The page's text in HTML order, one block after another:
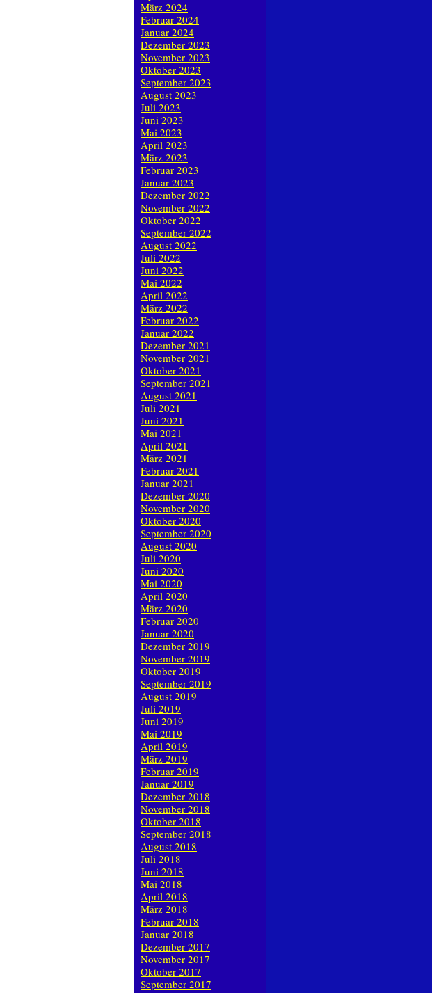
März 2024
Februar 2024
Januar 2024
Dezember 2023
November 2023
Oktober 2023
September 2023
August 2023
Juli 2023
Juni 2023
Mai 2023
April 2023
März 2023
Februar 2023
Januar 2023
Dezember 2022
November 2022
Oktober 2022
September 2022
August 2022
Juli 2022
Juni 2022
Mai 2022
April 2022
März 2022
Februar 2022
Januar 2022
Dezember 2021
November 2021
Oktober 2021
September 2021
August 2021
Juli 2021
Juni 2021
Mai 2021
April 2021
März 2021
Februar 2021
Januar 2021
Dezember 2020
November 2020
Oktober 2020
September 2020
August 2020
Juli 2020
Juni 2020
Mai 2020
April 2020
März 2020
Februar 2020
Januar 2020
Dezember 2019
November 2019
Oktober 2019
September 2019
August 2019
Juli 2019
Juni 2019
Mai 2019
April 2019
März 2019
Februar 2019
Januar 2019
Dezember 2018
November 2018
Oktober 2018
September 2018
August 2018
Juli 2018
Juni 2018
Mai 2018
April 2018
März 2018
Februar 2018
Januar 2018
Dezember 2017
November 2017
Oktober 2017
September 2017